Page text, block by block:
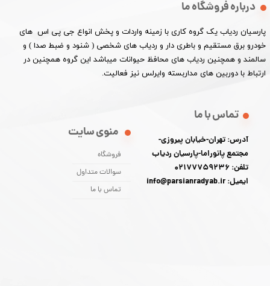
درباره فروشگاه ما
پارسیان ردیاب یک گروه کاری با زمینه واردات و پخش انواع جی پی اس های
خودرو برق مستقیم و باطری دار و ردیاب های شخصی ( شنود و ضبط صدا ) و
سالمند و همچنین ردیاب های محافظ حیوانات میباشد این گروه همچنین در
ارتباط با دوربین های مداربسته وایرلس نیز فعالیت.​​​​​​​
منوی سایت
فروشگاه
سوالات متداول
تماس با ما
تماس با ما
آدرس: تهران-خیابان پیروزی-
مجتمع پانوراما-پارسیان ردیاب
تلفن: 02177759236
ایمیل: info@parsianradyab.ir